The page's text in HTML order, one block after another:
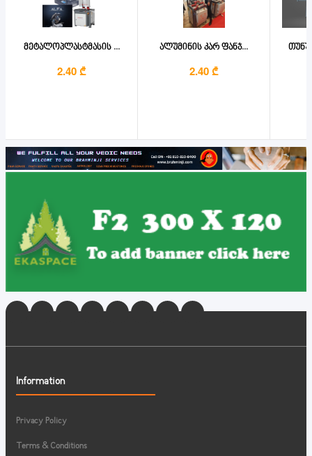
მეტალოპლასტმასის ...
2.40 ₾
ალუმინის კარ ფანჯ...
2.40 ₾
Information
Privacy Policy
Terms & Conditions